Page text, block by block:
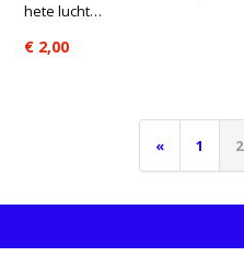
hete lucht…
€ 2,00
« 1 2